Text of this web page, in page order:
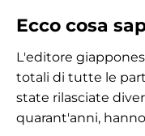
Ecco cosa
L'editore
totali di tutte le
state rilasciate
quarant'anni,